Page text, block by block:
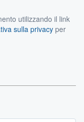
utilizzando il link
sulla privacy per